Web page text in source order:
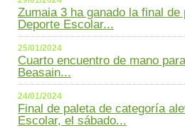
Zumaia 3 ha ganado la final
Deporte Escolar...
25/01/2024
Cuarto encuentro de mano
Beasain...
24/01/2024
Final de paleta de categoría
Escolar, el sábado...